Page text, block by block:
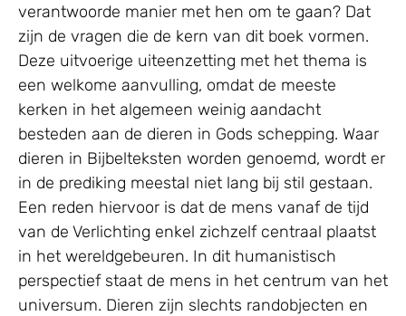
verantwoorde manier met hen om te gaan? Dat
zijn de vragen die de kern van dit boek vormen.
Deze uitvoerige uiteenzetting met het thema is
een welkome aanvulling, omdat de meeste
kerken in het algemeen weinig aandacht
besteden aan de dieren in Gods schepping. Waar
dieren in Bijbelteksten worden genoemd, wordt er
in de prediking meestal niet lang bij stil gestaan.
Een reden hiervoor is dat de mens vanaf de tijd
van de Verlichting enkel zichzelf centraal plaatst
in het wereldgebeuren. In dit humanistisch
perspectief staat de mens in het centrum van het
universum. Dieren zijn slechts randobjecten en